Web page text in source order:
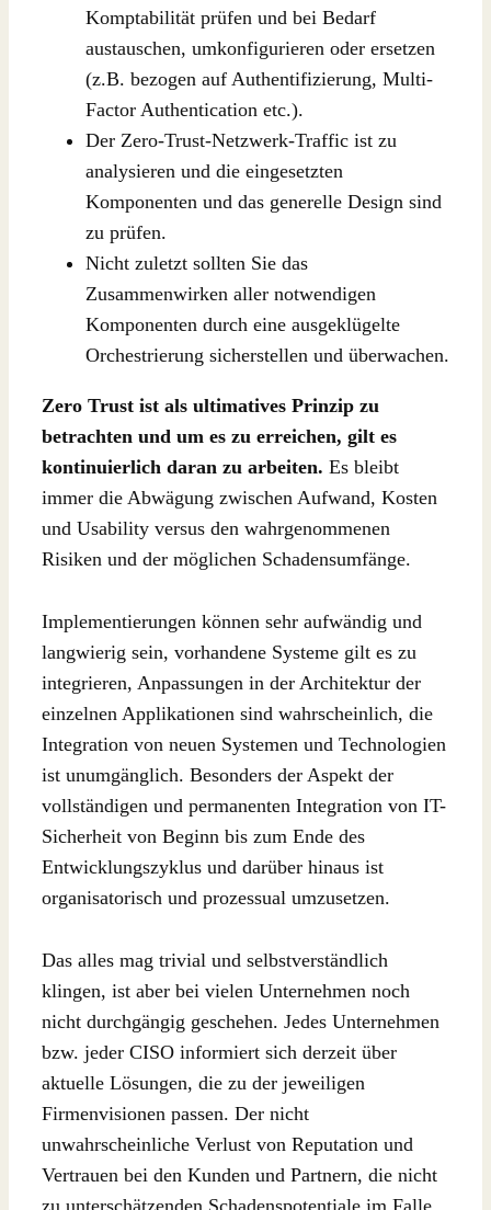
Komptabilität prüfen und bei Bedarf
austauschen, umkonfigurieren oder ersetzen
(z.B. bezogen auf Authentifizierung, Multi-
Factor Authentication etc.).
Der Zero-Trust-Netzwerk-Traffic ist zu
analysieren und die eingesetzten
Komponenten und das generelle Design sind
zu prüfen.
Nicht zuletzt sollten Sie das
Zusammenwirken aller notwendigen
Komponenten durch eine ausgeklügelte
Orchestrierung sicherstellen und überwachen.
Zero Trust ist als ultimatives Prinzip zu
betrachten und um es zu erreichen, gilt es
kontinuierlich daran zu arbeiten. Es bleibt
immer die Abwägung zwischen Aufwand, Kosten
und Usability versus den wahrgenommenen
Risiken und der möglichen Schadensumfänge.
Implementierungen können sehr aufwändig und
langwierig sein, vorhandene Systeme gilt es zu
integrieren, Anpassungen in der Architektur der
einzelnen Applikationen sind wahrscheinlich, die
Integration von neuen Systemen und Technologien
ist unumgänglich. Besonders der Aspekt der
vollständigen und permanenten Integration von IT-
Sicherheit von Beginn bis zum Ende des
Entwicklungszyklus und darüber hinaus ist
organisatorisch und prozessual umzusetzen.
Das alles mag trivial und selbstverständlich
klingen, ist aber bei vielen Unternehmen noch
nicht durchgängig geschehen. Jedes Unternehmen
bzw. jeder CISO informiert sich derzeit über
aktuelle Lösungen, die zu der jeweiligen
Firmenvisionen passen. Der nicht
unwahrscheinliche Verlust von Reputation und
Vertrauen bei den Kunden und Partnern, die nicht
zu unterschätzenden Schadenspotentiale im Falle